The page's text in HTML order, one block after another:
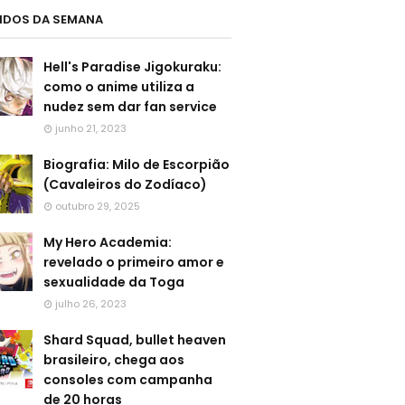
DA SEMANA
Hell's Paradise Jigokuraku:
como o anime utiliza a
nudez sem dar fan service
junho 21, 2023
Biografia: Milo de Escorpião
(Cavaleiros do Zodíaco)
outubro 29, 2025
My Hero Academia:
revelado o primeiro amor e
sexualidade da Toga
julho 26, 2023
Shard Squad, bullet heaven
brasileiro, chega aos
consoles com campanha
de 20 horas